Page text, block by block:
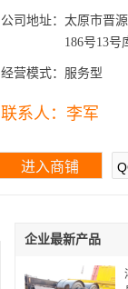
地泵，
公司地址： 太原市晋
186号13号
经营模式： 服务型
联系人： 李军
进入商铺
企业最新产品